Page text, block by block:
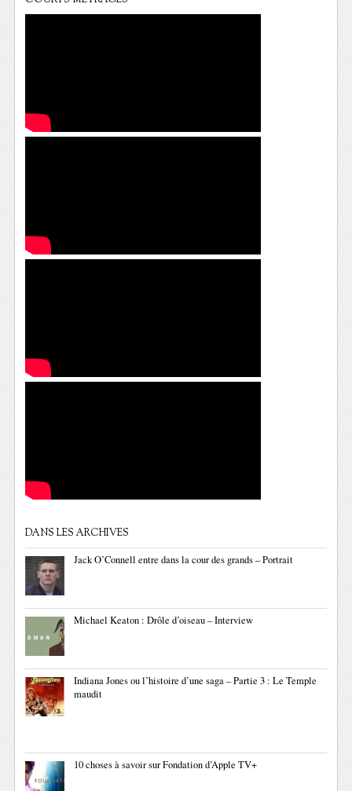
DANS LES ARCHIVES
Jack O’Connell entre dans la cour des grands – Portrait
Michael Keaton : Drôle d’oiseau – Interview
Indiana Jones ou l’histoire d’une saga – Partie 3 : Le Temple
maudit
10 choses à savoir sur Fondation d’Apple TV+